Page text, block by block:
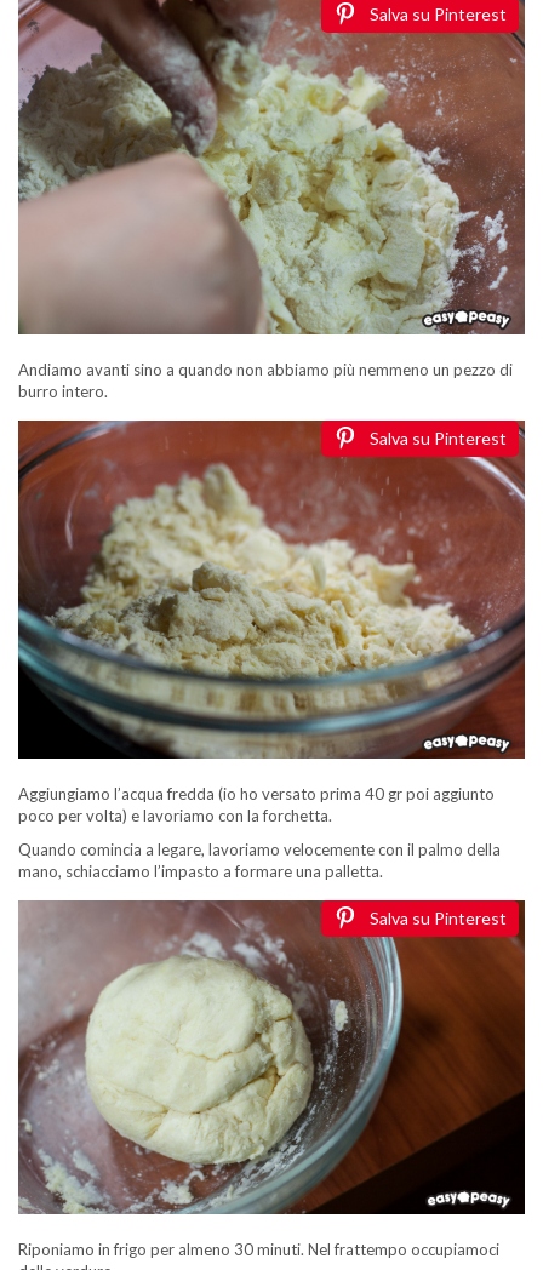
Salva su Pinterest
Andiamo avanti sino a quando non abbiamo più nemmeno un pezzo di
burro intero.
Salva su Pinterest
Aggiungiamo l’acqua fredda (io ho versato prima 40 gr poi aggiunto
poco per volta) e lavoriamo con la forchetta.
Quando comincia a legare, lavoriamo velocemente con il palmo della
mano, schiacciamo l’impasto a formare una palletta.
Salva su Pinterest
Riponiamo in frigo per almeno 30 minuti. Nel frattempo occupiamoci